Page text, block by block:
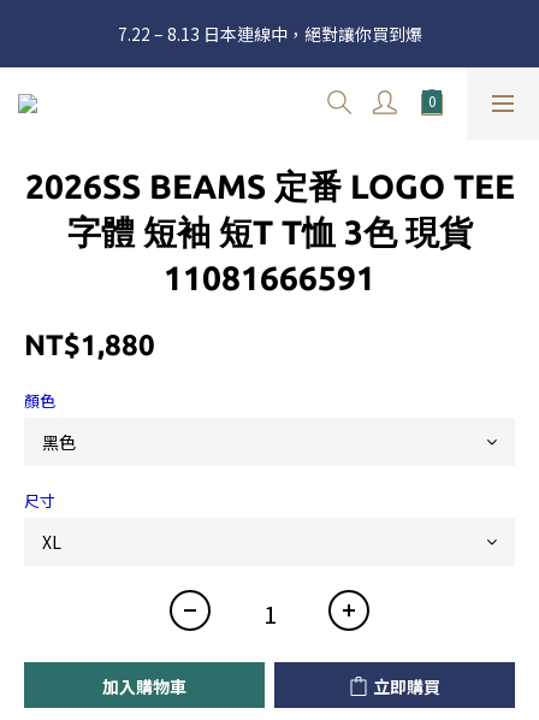
官網三週年 8月滿額送購物金 - 滿 $2000 送 $60 / 滿 $4000 送 $300
/ 滿 $10000 送 $1500
7.22 – 8.13 日本連線中，絕對讓你買到爆
新加入會員享有 $50購物金  |  消費滿$5000即可免運  |  會員好康制
/ 滿 $10000 送 $1500
2026SS BEAMS 定番 LOGO TEE
字體 短袖 短T T恤 3色 現貨
11081666591
NT$1,880
顏色
尺寸
加入購物車 立即購買